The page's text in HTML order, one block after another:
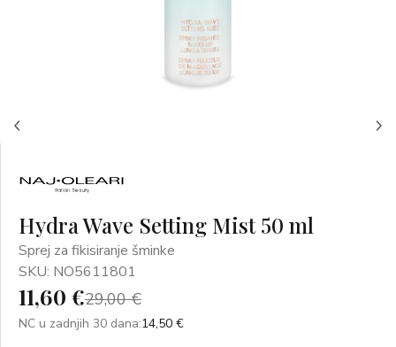
Hydra Wave Setting Mist 50 ml
Sprej za fikisiranje šminke
SKU: NO5611801
11,60 €29,00 €
NC u zadnjih 30 dana:14,50 €